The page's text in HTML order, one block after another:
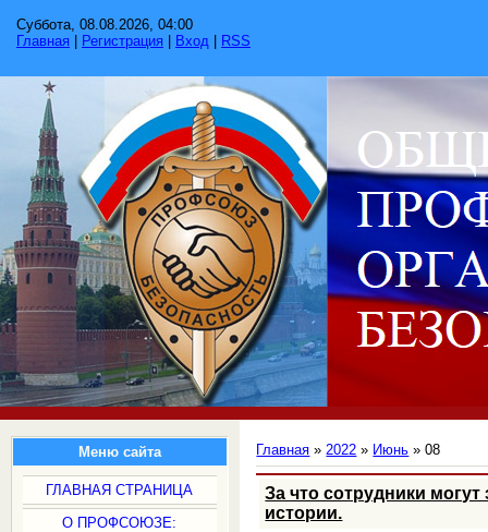
Суббота, 08.08.2026, 04:00
Главная
Регистрация Вход RSS
Меню сайта
ГЛАВНАЯ СТРАНИЦА
О ПРОФСОЮЗЕ:
Главная »2022 » Июнь » 08
За что сотрудники
истории.